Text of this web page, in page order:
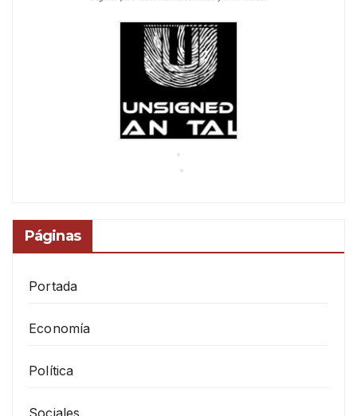
Páginas
Portada
Economía
Política
Sociales